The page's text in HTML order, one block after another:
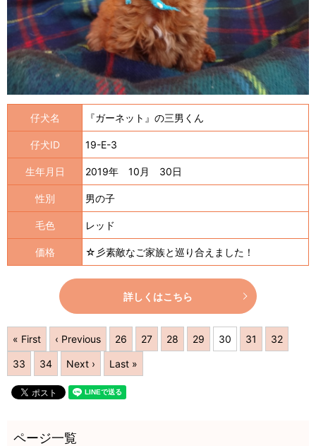
仔犬名 『ガーネット』の三男くん
仔犬ID 19-E-3
生年月日 2019年 10月 30日
性別 男の子
毛色 レッド
価格 ☆彡素敵なご家族と巡り合えました！
詳しくはこちら
« First ‹ Previous 26 27 28 29 30 31 32
33 34 Next › Last »